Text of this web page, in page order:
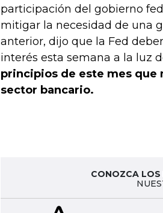
participación del gobierno
mitigar la necesidad de una
anterior, dijo que la Fed
interés esta semana a la luz
principios de este mes que
sector bancario.
CONOZCA LOS